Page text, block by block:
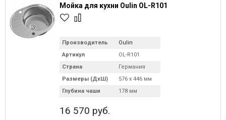
Мойка для кухни Oulin OL-R101
Производитель
Oulin
Артикул
OL-R101
Страна
Германия
Размеры (ДхШ)
576 х 446 мм
Глубина чаши
178 мм
16 570 руб.